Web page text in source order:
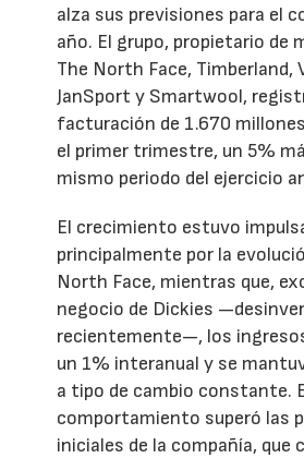
alza sus previsiones para el
año. El grupo, propietario de
The North Face, Timberland,
JanSport y Smartwool,
facturación de 1.670
el primer trimestre, un 5%
mismo periodo del ejercicio
El crecimiento estuvo
principalmente por la
North Face, mientras que,
negocio de Dickies
recientemente—, los
un 1% interanual y se
a tipo de cambio constante.
comportamiento superó las
iniciales de la compañía, que